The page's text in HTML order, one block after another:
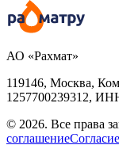
АО «Рахмат»
119146, Москва,
1257700239312,
© 2026. Все права
соглашение